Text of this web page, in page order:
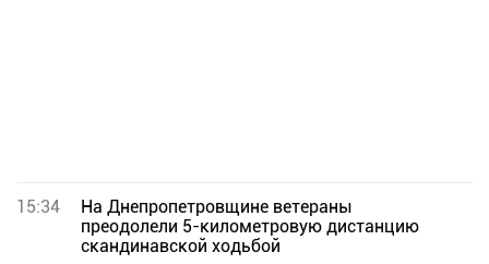
15:34
На Днепропетровщине ветераны
преодолели 5-километровую дистанцию
скандинавской ходьбой